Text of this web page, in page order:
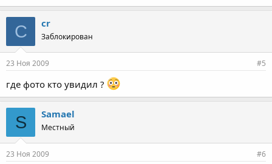
C cr
Заблокирован
23 Ноя 2009 #5
где фото кто увидил ?
S Samael
Местный
23 Ноя 2009 #6